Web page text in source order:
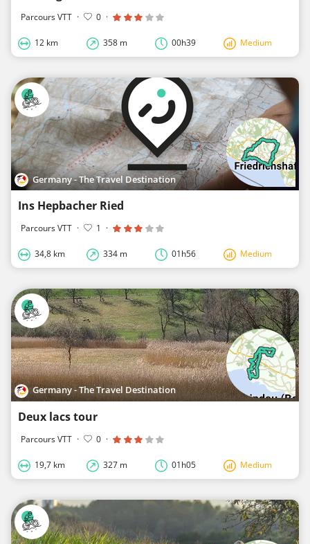
Parcours VTT · 0 ·
12 km 358 m 00h39 Medium
Germany - The Travel Destination
Ins Hepbacher Ried
Parcours VTT · 1 ·
34,8 km 334 m 01h56 Medium
Germany - The Travel Destination
Deux lacs tour
Parcours VTT · 0 ·
19,7 km 327 m 01h05 Medium